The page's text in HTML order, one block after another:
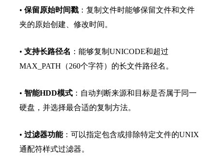
• 保留原始时间戳：复制文件时能够保留文件和文件
夹的原始创建、修改时间。
• 支持长路径名 ：能够复制UNICODE和超过
MAX_PATH（260个字符）的长文件路径名。
• 智能HDD模式 ：自动判断来源和目标是否属于同一
硬盘，并选择最合适的复制方法。
• 过滤器功能：可以指定包含或排除特定文件的UNIX
通配符样式过滤器。